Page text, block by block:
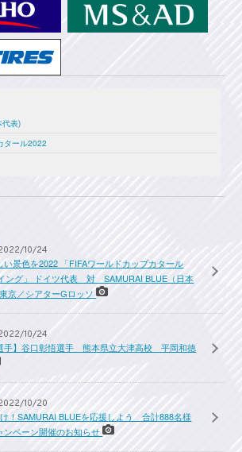
代表)
タール2022
10/24
景色を2022 「FIFAワールドカップカタール
ング」 ドイツ代表 対 SAMURAI BLUE（日本
京／シアターGロッソ
10/24
手】谷口彰悟選手 熊本県立大津高校 平岡和徳
10/20
！SAMURAI BLUEを応援しよう 合計888名様
ンペーン開催のお知らせ